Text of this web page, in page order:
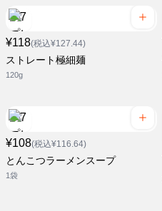
¥118(税込¥127.44)
ストレート極細麺
120g
¥108(税込¥116.64)
とんこつラーメンスープ
1袋